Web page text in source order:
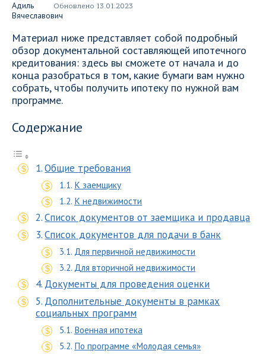
Обновлено 13.01.2023
Материал ниже представляет собой подробный
обзор документальной составляющей ипотечного
кредитования: здесь вы сможете от начала и до
конца разобраться в том, какие бумаги вам нужно
собрать, чтобы получить ипотеку по нужной вам
программе.
Содержание
Общие требования
К заемщику
К недвижимости
Список документов от заемщика и продавца
Список документов для подачи в банк
Для первичной недвижимости
Для вторичной недвижимости
Документы для проведения оценки
Дополнительные документы в рамках
социальных программ
Военная ипотека
По программе «Молодая семья»